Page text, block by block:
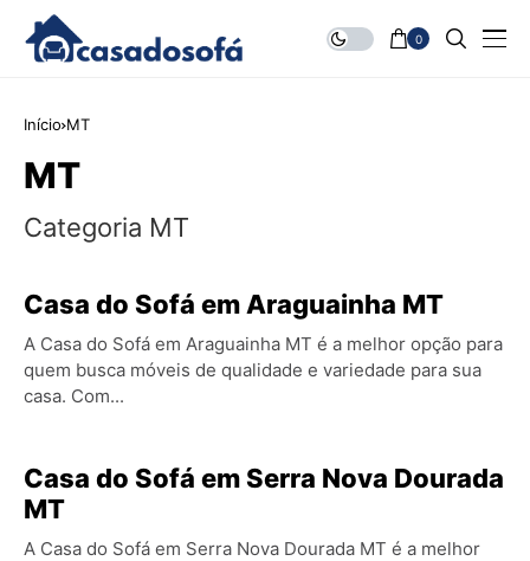
0
Início MT
MT
Categoria MT
Casa do Sofá em Araguainha MT
A Casa do Sofá em Araguainha MT é a melhor opção para
quem busca móveis de qualidade e variedade para sua
casa. Com...
Casa do Sofá em Serra Nova Dourada
MT
A Casa do Sofá em Serra Nova Dourada MT é a melhor